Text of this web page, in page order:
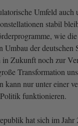
Umfeld auch
stabil
wie
Umbau der deutschen
in Zukunft noch zur
Transformation
kann nur unter einer
funktionieren.
hat sich im Jahr